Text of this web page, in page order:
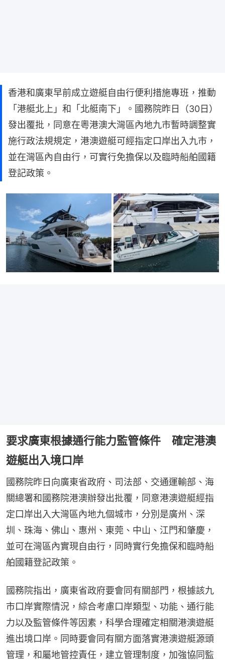
香港和廣東早前成立遊艇自由行便利措施專班，推動
「港艇北上」和「北艇南下」。國務院昨日（30日）
發出覆批，同意在粵港澳大灣區內地九市暫時調整實
施行政法規規定，港澳遊艇可經指定口岸出入九市，
並在灣區內自由行，可實行免擔保以及臨時船舶國籍
登記政策。
要求廣東根據通行能力監管條件 確定港澳
遊艇出入境口岸
國務院昨日向廣東省政府、司法部、交通運輸部、海
關總署和國務院港澳辦發出批覆，同意港澳遊艇經指
定口岸出入大灣區內地九個城市，分別是廣州、深
圳、珠海、佛山、惠州、東莞、中山、江門和肇慶，
並可在灣區內實現自由行，同時實行免擔保和臨時船
舶國籍登記政策。
國務院指出，廣東省政府要會同有關部門，根據該九
市口岸實際情況，綜合考慮口岸類型、功能、通行能
力以及監管條件等因素，科學合理確定相關港澳遊艇
進出境口岸。同時要會同有關方面落實港澳遊艇源頭
管理，和屬地管控責任，建立管理制度，加強協同監